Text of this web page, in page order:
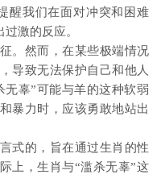
醒我们在面对冲突和困难
激的反应。
。然而，在某些极端情况
导致无法保护自己和他人
辜”可能与羊的这种软弱
暴力时，应该勇敢地站出
式的，旨在通过生肖的性
上，生肖与“滥杀无辜”这